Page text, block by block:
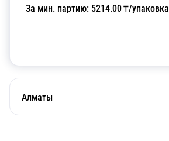
За мин. партию: 5214.00₸/упаковка
Алматы